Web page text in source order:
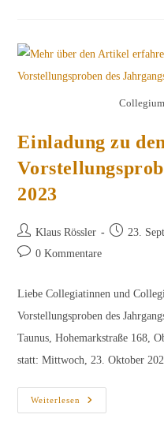
Einladung zu den
2023
Beitrags-
Autor:
Klaus Rössler
Beitrag
23.
Beitrags-0 Kommentare
Liebe Collegiatinnen und
Vorstellungsproben des
Taunus, Hohemarkstraße 168,
statt: Mittwoch, 23. Oktober
Weiterlesen
Einladung
Zu